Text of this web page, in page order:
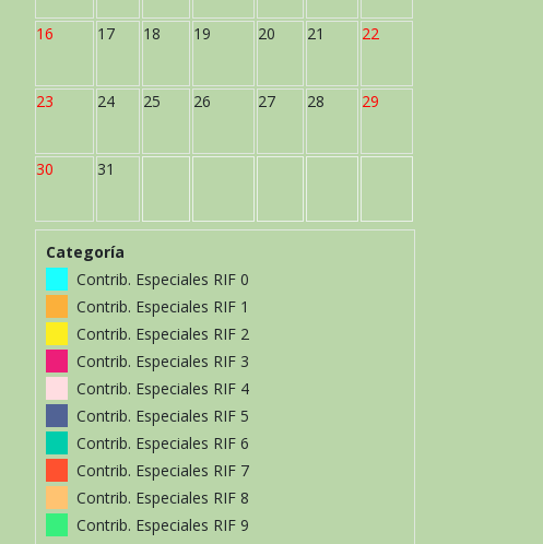
16 17 18 19 20 21 22
23 24 25 26 27 28 29
30 31
Categoría
Contrib. Especiales RIF 0
Contrib. Especiales RIF 1
Contrib. Especiales RIF 2
Contrib. Especiales RIF 3
Contrib. Especiales RIF 4
Contrib. Especiales RIF 5
Contrib. Especiales RIF 6
Contrib. Especiales RIF 7
Contrib. Especiales RIF 8
Contrib. Especiales RIF 9